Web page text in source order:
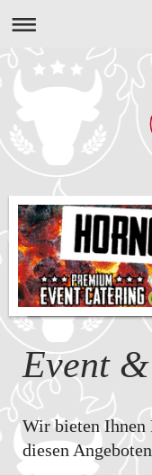
Event
Wir bieten Ihnen
diesen